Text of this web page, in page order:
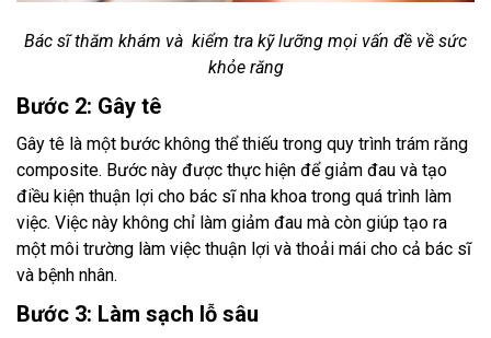
Bác sĩ thăm khám và kiểm tra kỹ lưỡng mọi vấn đề về sức
khỏe răng
Bước 2: Gây tê
Gây tê là một bước không thể thiếu trong quy trình trám răng
composite. Bước này được thực hiện để giảm đau và tạo
điều kiện thuận lợi cho bác sĩ nha khoa trong quá trình làm
việc. Việc này không chỉ làm giảm đau mà còn giúp tạo ra
một môi trường làm việc thuận lợi và thoải mái cho cả bác sĩ
và bệnh nhân.
Bước 3: Làm sạch lỗ sâu